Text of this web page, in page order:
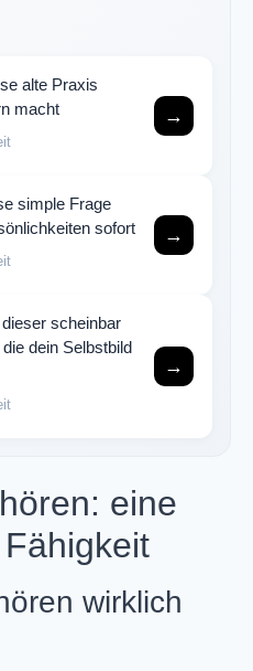
alte Praxis
macht
→
simple Frage
sofort
→
scheinbar
dein Selbstbild
→
eine
wirklich